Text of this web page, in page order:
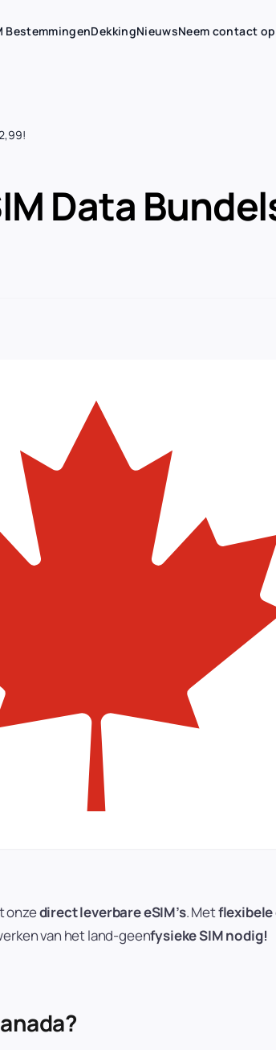
BestemmingenDekkingNieuwsNeem contact
Data
onzedirect leverbare eSIM’s. Met
van het land-geenfysieke SIM nodig!